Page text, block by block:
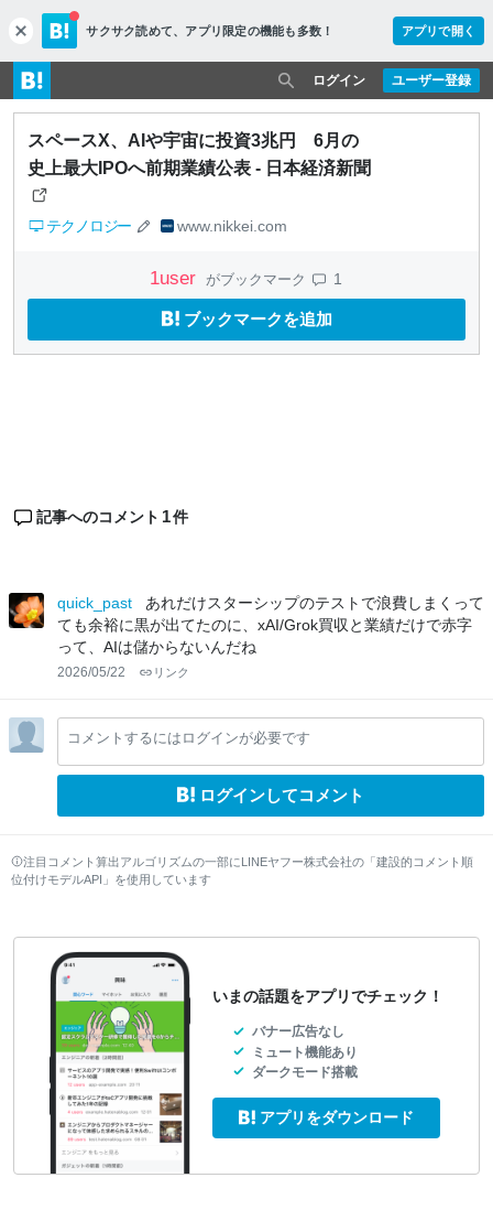
c
l
o
s
e
サクサク読めて、 アプリ限定の機能も多数！ アプリで開く
ユーザー登録
ログイン
スペースX、AIや宇宙に投資3兆円 6月の
史上最大IPOへ前期業績公表 - 日本経済新聞
テクノロジー www.nikkei.com
1user がブックマーク 1
ブックマークを追加
記事へのコメント 1件
quick_past
あれだけスターシップのテストで浪費しまくって
ても余裕に黒が出てたのに、xAI/Grok買収と業績だけで赤字
って、AIは儲からないんだね
2026/05/22 リンク
コメントするにはログインが必要です
ログインしてコメント
注目コメント算出アルゴリズムの一部にLINEヤフー株式会社の「建設的コメント順
位付けモデルAPI」を使用しています
いまの話題をアプリでチェック！
バナー広告なし
ミュート機能あり
ダークモード搭載
アプリをダウンロード